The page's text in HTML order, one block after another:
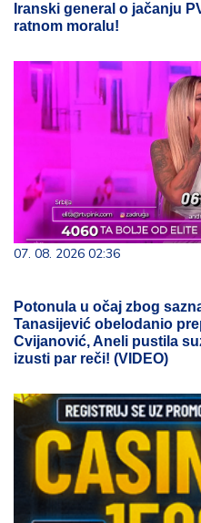
Iranski general o jačanju
ratnom moralu!
07. 08. 2026 02:36
Potonula u očaj zbog
Tanasijević obelodanio
Cvijanović, Aneli pustila
izusti par reči! (VIDEO)